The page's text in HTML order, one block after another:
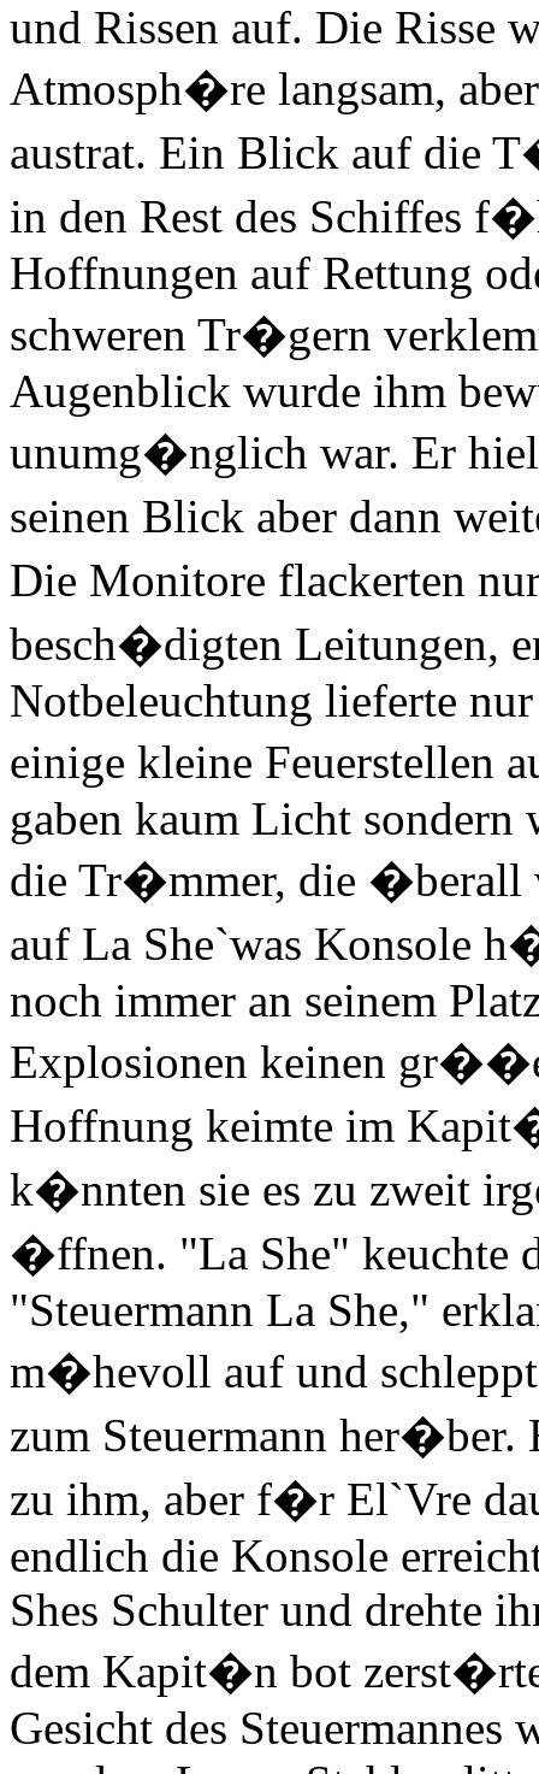
und Rissen auf. Die Risse
Atmosph�re langsam,
austrat. Ein Blick auf die
in den Rest des Schiffes
Hoffnungen auf Rettung
schweren Tr�gern
Augenblick wurde ihm
unumg�nglich war. Er
seinen Blick aber dann
Die Monitore flackerten
besch�digten Leitungen,
Notbeleuchtung lieferte
einige kleine Feuerstellen
gaben kaum Licht sondern
die Tr�mmer, die �berall
auf La She`was Konsole
noch immer an seinem
Explosionen keinen
Hoffnung keimte im
k�nnten sie es zu zweit
�ffnen. "La She" keuchte
"Steuermann La She,"
m�hevoll auf und
zum Steuermann her�ber.
zu ihm, aber f�r El`Vre
endlich die Konsole
Shes Schulter und drehte
dem Kapit�n bot
Gesicht des Steuermannes